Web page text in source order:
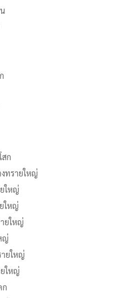
ก
ทรายใหญ่
ใหญ่
ใหญ่
ยใหญ่
ญ่
ยใหญ่
ใหญ่
ก